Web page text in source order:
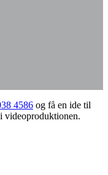
4586 og få en ide til
videoproduktionen.